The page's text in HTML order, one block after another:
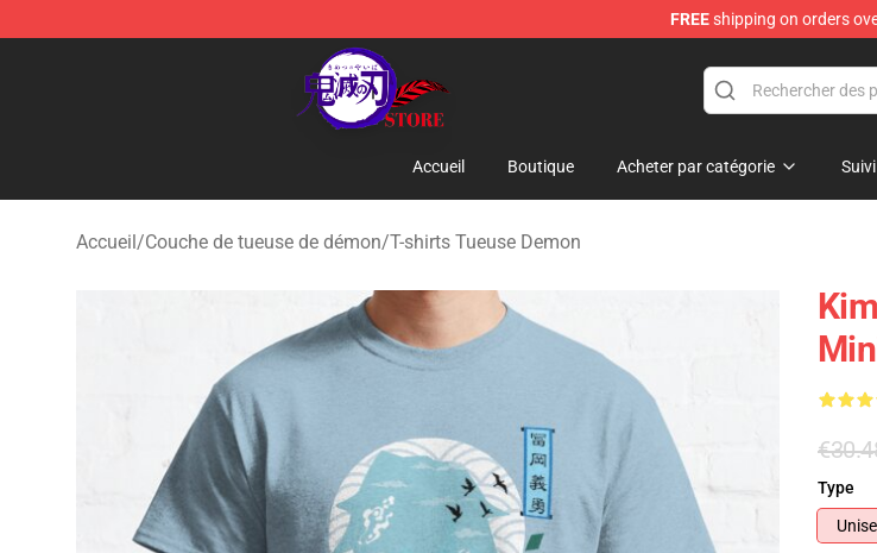
FREEshipping on orders
Kimetsu no Yaiba Store - Official Kimetsu no Yaiba Merchandise Shop
Accueil Boutique Acheter par catégorie
Accueil/Couche de tueuse de démon/T-shirts Tueuse Demon
Type